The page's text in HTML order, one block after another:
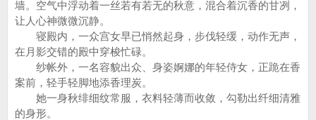
墙。空气中浮动着一丝若有若无的秋意，混合着沉香的甘冽，
让人心神微微沉静。
寝殿内，一众宫女早已悄然起身，步伐轻缓，动作无声，
在月影交错的殿中穿梭忙碌。
纱帐外，一名容貌出众、身姿婀娜的年轻侍女，正跪在香
案前，轻手轻脚地添香理炭。
她一身秋绯细纹常服，衣料轻薄而收敛，勾勒出纤细清雅
的身形。